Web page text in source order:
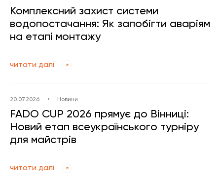
Комплексний захист системи
водопостачання: Як запобігти аваріям
на етапі монтажу
читати далі
20.07.2026 • Новини
FADO CUP 2026 прямує до Вінниці:
Новий етап всеукраїнського турніру
для майстрів
читати далі